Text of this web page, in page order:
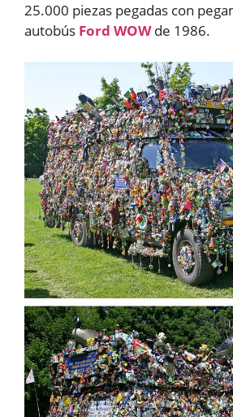
25.000 piezas pegadas con
autobús Ford WOWde 1986.